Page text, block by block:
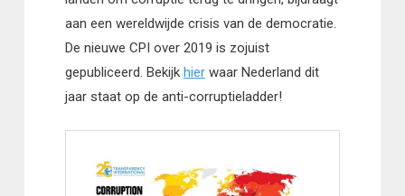
aan een wereldwijde crisis van de democratie.
De nieuwe CPI over 2019 is zojuist
gepubliceerd. Bekijk hierwaar Nederland dit
jaar staat op de anti-corruptieladder!